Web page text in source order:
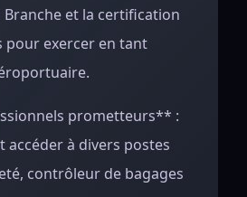
et la certification
pour exercer en tant
prometteurs** :
accéder à divers postes
contrôleur de bagages